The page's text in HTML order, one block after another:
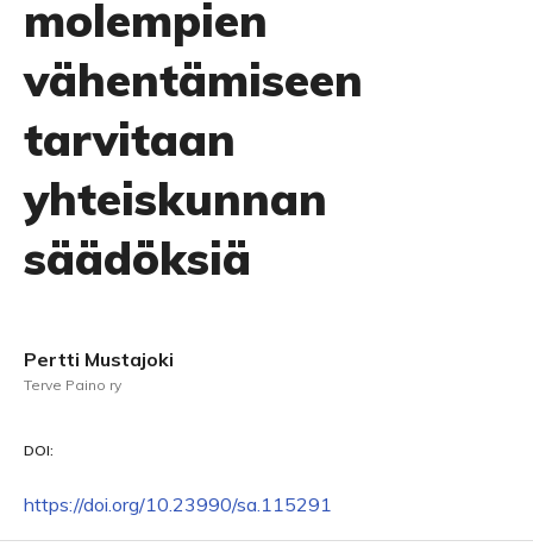
molempien
vähentämiseen
tarvitaan
yhteiskunnan
säädöksiä
Pertti Mustajoki
Terve Paino ry
DOI:
https://doi.org/10.23990/sa.115291